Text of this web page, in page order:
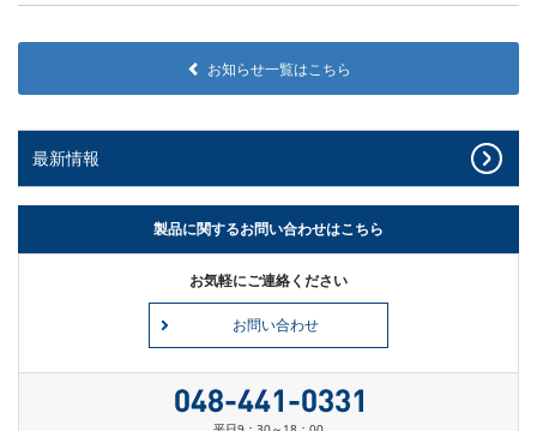
お知らせ一覧はこちら
最新情報
製品に関するお問い合わせはこちら
お気軽にご連絡ください
お問い合わせ